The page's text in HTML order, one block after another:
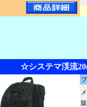
☆システマ渓流